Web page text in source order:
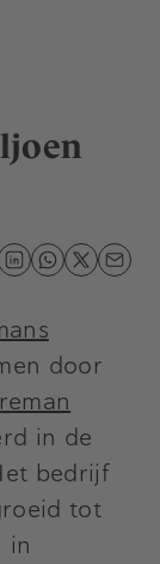
door
in de
bedrijf
tot
in